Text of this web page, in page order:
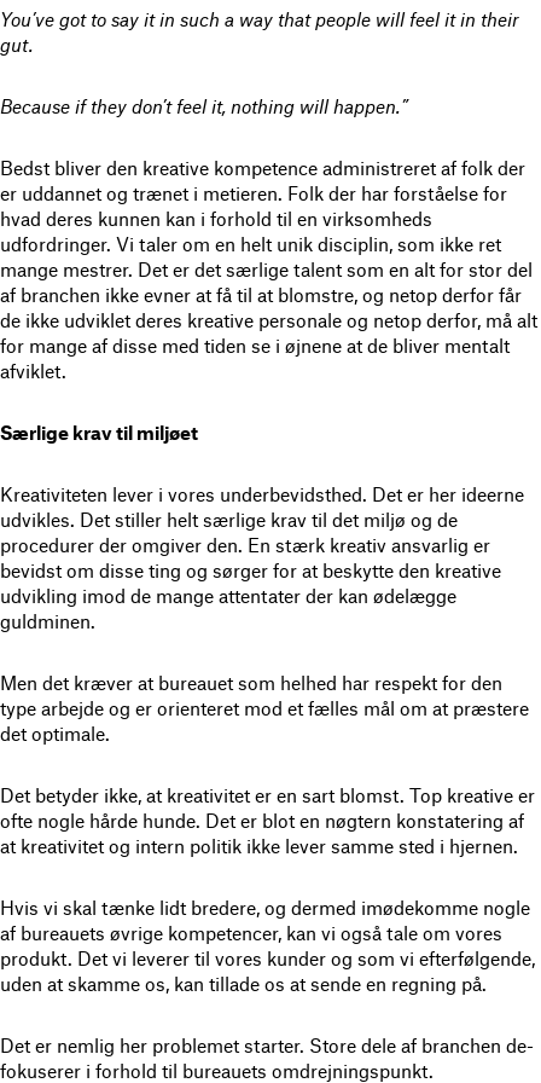
You’ve got to say it in such a way that people will feel it in their
gut.
Because if they don’t feel it, nothing will happen.”
Bedst bliver den kreative kompetence administreret af folk der
er uddannet og trænet i metieren. Folk der har forståelse for
hvad deres kunnen kan i forhold til en virksomheds
udfordringer. Vi taler om en helt unik disciplin, som ikke ret
mange mestrer. Det er det særlige talent som en alt for stor del
af branchen ikke evner at få til at blomstre, og netop derfor får
de ikke udviklet deres kreative personale og netop derfor, må alt
for mange af disse med tiden se i øjnene at de bliver mentalt
afviklet.
Særlige krav til miljøet
Kreativiteten lever i vores underbevidsthed. Det er her ideerne
udvikles. Det stiller helt særlige krav til det miljø og de
procedurer der omgiver den. En stærk kreativ ansvarlig er
bevidst om disse ting og sørger for at beskytte den kreative
udvikling imod de mange attentater der kan ødelægge
guldminen.
Men det kræver at bureauet som helhed har respekt for den
type arbejde og er orienteret mod et fælles mål om at præstere
det optimale.
Det betyder ikke, at kreativitet er en sart blomst. Top kreative er
ofte nogle hårde hunde. Det er blot en nøgtern konstatering af
at kreativitet og intern politik ikke lever samme sted i hjernen.
Hvis vi skal tænke lidt bredere, og dermed imødekomme nogle
af bureauets øvrige kompetencer, kan vi også tale om vores
produkt. Det vi leverer til vores kunder og som vi efterfølgende,
uden at skamme os, kan tillade os at sende en regning på.
Det er nemlig her problemet starter. Store dele af branchen de-
fokuserer i forhold til bureauets omdrejningspunkt.